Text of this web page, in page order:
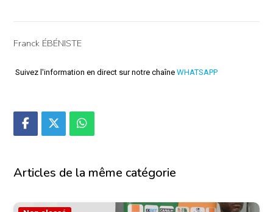
Franck ÉBÉNISTE
Suivez l'information en direct sur notre chaîne WHATSAPP
Articles de la même catégorie